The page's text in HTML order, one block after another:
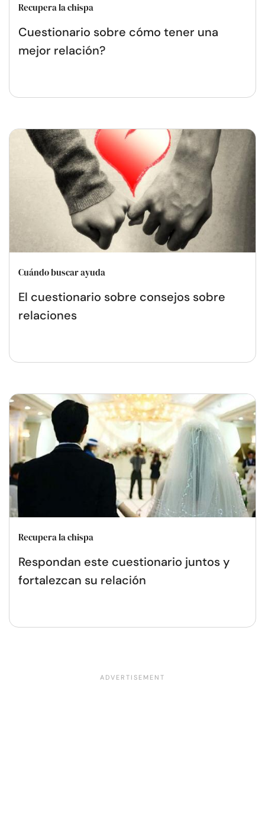
Recupera la chispa
Cuestionario sobre cómo tener una
mejor relación?
Cuándo buscar ayuda
El cuestionario sobre consejos sobre
relaciones
Recupera la chispa
Respondan este cuestionario juntos y
fortalezcan su relación